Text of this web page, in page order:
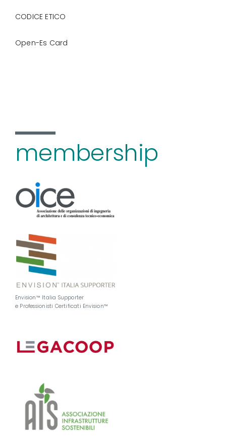
CODICE ETICO
Open-Es Card
membership
Envision™ Italia Supporter
e Professionisti Certificati Envision™